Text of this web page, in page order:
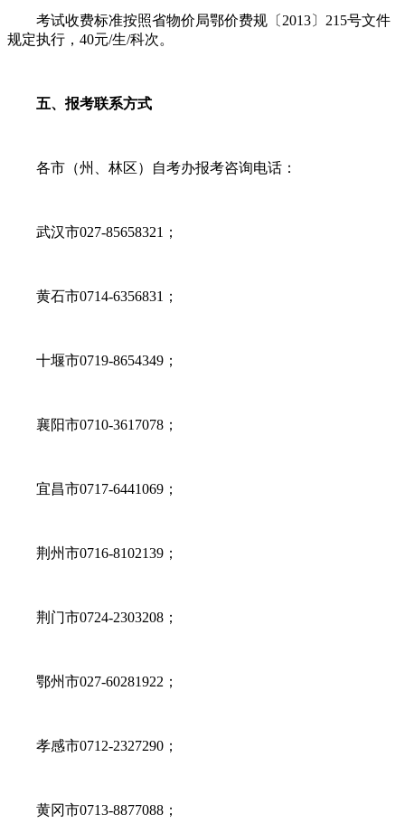
考试收费标准按照省物价局鄂价费规〔2013〕215号文件
规定执行，40元/生/科次。
五、报考联系方式
各市（州、林区）自考办报考咨询电话：
武汉市027-85658321；
黄石市0714-6356831；
十堰市0719-8654349；
襄阳市0710-3617078；
宜昌市0717-6441069；
荆州市0716-8102139；
荆门市0724-2303208；
鄂州市027-60281922；
孝感市0712-2327290；
黄冈市0713-8877088；